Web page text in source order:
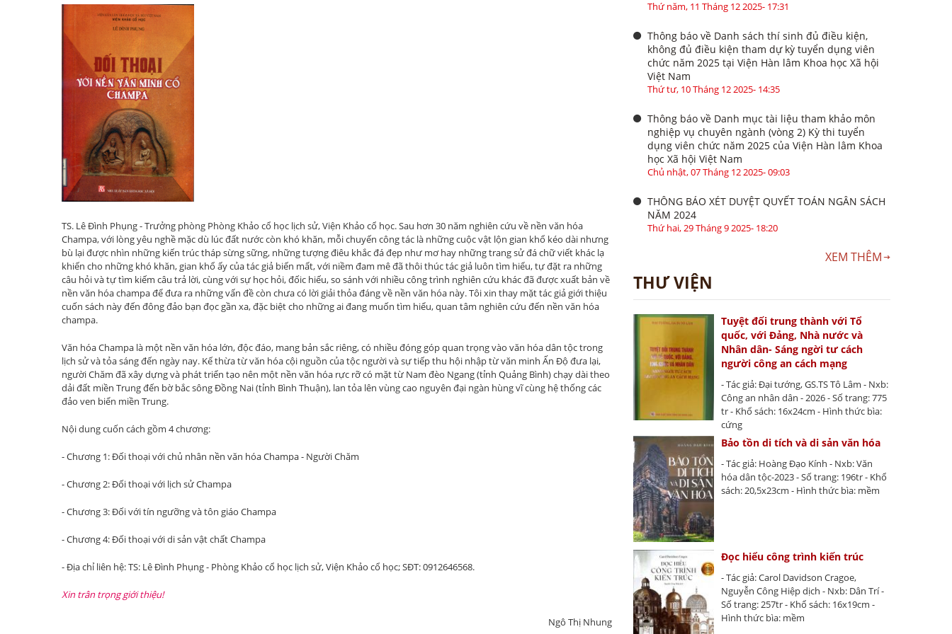
TS. Lê Đình Phụng - Trưởng phòng Phòng Khảo cổ học lịch sử, Viện Khảo cổ học. Sau hơn 30 năm nghiên cứu về nền văn hóa
Champa, với lòng yêu nghề mặc dù lúc đất nước còn khó khăn, mỗi chuyến công tác là những cuộc vật lộn gian khổ kéo dài nhưng
bù lại được nhìn những kiến trúc tháp sừng sững, những tượng điêu khắc đá đẹp như mơ hay những trang sử đá chữ viết khác lạ
khiến cho những khó khăn, gian khổ ấy của tác giả biến mất, với niềm đam mê đã thôi thúc tác giả luôn tìm hiểu, tự đặt ra những
câu hỏi và tự tìm kiếm câu trả lời, cùng với sự học hỏi, đốic hiếu, so sánh với nhiều công trình nghiên cứu khác đã được xuất bản về
nền văn hóa champa để đưa ra những vấn đề còn chưa có lời giải thỏa đáng về nền văn hóa này. Tôi xin thay mặt tác giả giới thiệu
cuốn sách này đến đông đảo bạn đọc gần xa, đặc biệt cho những ai đang muốn tìm hiểu, quan tâm nghiên cứu đến nền văn hóa
champa.
Văn hóa Champa là một nền văn hóa lớn, độc đáo, mang bản sắc riêng, có nhiều đóng góp quan trọng vào văn hóa dân tộc trong
lịch sử và tỏa sáng đến ngày nay. Kế thừa từ văn hóa cội nguồn của tộc người và sự tiếp thu hội nhập từ văn minh Ấn Độ đưa lại,
người Chăm đã xây dựng và phát triển tạo nên một nền văn hóa rực rỡ có mặt từ Nam đèo Ngang (tỉnh Quảng Bình) chạy dài theo
dải đất miền Trung đến bờ bắc sông Đồng Nai (tỉnh Bình Thuận), lan tỏa lên vùng cao nguyên đại ngàn hùng vĩ cùng hệ thống các
đảo ven biển miền Trung.
Nội dung cuốn cách gồm 4 chương:
- Chương 1: Đối thoại với chủ nhân nền văn hóa Champa - Người Chăm
- Chương 2: Đối thoại với lịch sử Champa
- Chương 3: Đối với tín ngưỡng và tôn giáo Champa
- Chương 4: Đối thoại với di sản vật chất Champa
- Địa chỉ liên hệ: TS: Lê Đình Phụng - Phòng Khảo cổ học lịch sử, Viện Khảo cổ học; SĐT: 0912646568.
Xin trân trọng giới thiệu!
Ngô Thị Nhung
Thứ năm, 11 Tháng 12 2025- 17:31
Thông báo về Danh sách thí sinh đủ điều kiện,
không đủ điều kiện tham dự kỳ tuyển dụng viên
chức năm 2025 tại Viện Hàn lâm Khoa học Xã hội
Việt Nam
Thứ tư, 10 Tháng 12 2025- 14:35
Thông báo về Danh mục tài liệu tham khảo môn
nghiệp vụ chuyên ngành (vòng 2) Kỳ thi tuyển
dụng viên chức năm 2025 của Viện Hàn lâm Khoa
học Xã hội Việt Nam
Chủ nhật, 07 Tháng 12 2025- 09:03
THÔNG BÁO XÉT DUYỆT QUYẾT TOÁN NGÂN SÁCH
NĂM 2024
Thứ hai, 29 Tháng 9 2025- 18:20
XEM THÊM
THƯ VIỆN
Tuyệt đối trung thành với Tổ
quốc, với Đảng, Nhà nước và
Nhân dân- Sáng ngời tư cách
người công an cách mạng
- Tác giả: Đại tướng, GS.TS Tô Lâm - Nxb:
Công an nhân dân - 2026 - Số trang: 775
tr - Khổ sách: 16x24cm - Hình thức bìa:
cứng
Bảo tồn di tích và di sản văn hóa
- Tác giả: Hoàng Đạo Kính - Nxb: Văn
hóa dân tộc-2023 - Số trang: 196tr - Khổ
sách: 20,5x23cm - Hình thức bìa: mềm
Đọc hiểu công trình kiến trúc
- Tác giả: Carol Davidson Cragoe,
Nguyễn Công Hiệp dịch - Nxb: Dân Trí -
Số trang: 257tr - Khổ sách: 16x19cm -
Hình thức bìa: mềm